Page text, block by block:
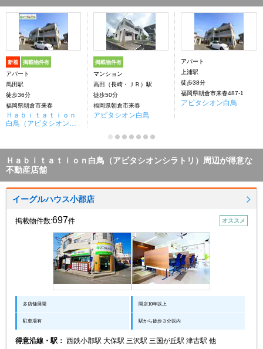
新着 掲載物件有
アパート
馬田駅
徒歩36分
福岡県朝倉市来春
Ｈａｂｉｔａｔｉｏｎ
白鳥（アビタシオンシ
掲載物件有
マンション
高田（長崎・ＪＲ）駅
徒歩50分
福岡県朝倉市来春
アビタシオン白鳥
アパート
上浦駅
徒歩38分
福岡県朝倉市来春487-1
アビタシオン白鳥
Ｈａｂｉｔａｔｉｏｎ白鳥（アビタシオンシラトリ）周辺が得意な
不動産店舗
イーグルハウス小郡店
掲載物件数:697件 オススメ
多店舗展開 開店10年以上
駐車場有 駅から徒歩３分以内
得意沿線・駅： 西鉄小郡駅 大保駅 三沢駅 三国が丘駅 津古駅 他